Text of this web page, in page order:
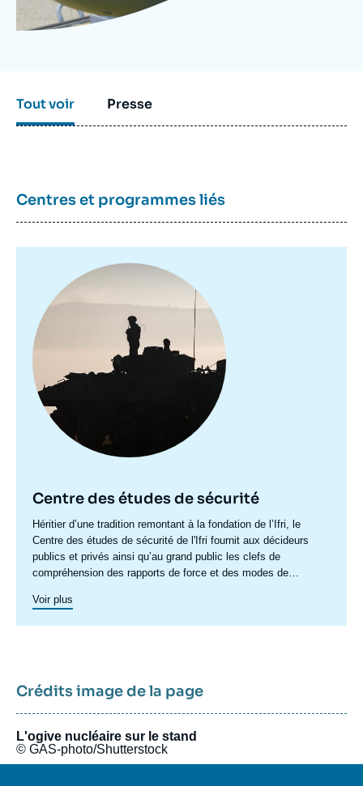
Tout voir Presse
Centres et programmes liés
principale
Centre des études de sécurité
Accroche
centre
Héritier d’une tradition remontant à la fondation de l’Ifri, le
Centre des études de sécurité de l'Ifri fournit aux décideurs
publics et privés ainsi qu’au grand public les clefs de
compréhension des rapports de force et des modes de
à la jointure du politique et de l’opérationnel, la crédibilité de
national et international.
Voir plus
Crédits image de la page
L'ogive nucléaire sur le stand
© GAS-photo/Shutterstock